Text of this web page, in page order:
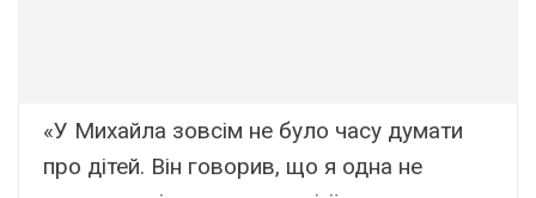
«У Михайла зовсім не було часу думати
про дітей. Він говорив, що я одна не